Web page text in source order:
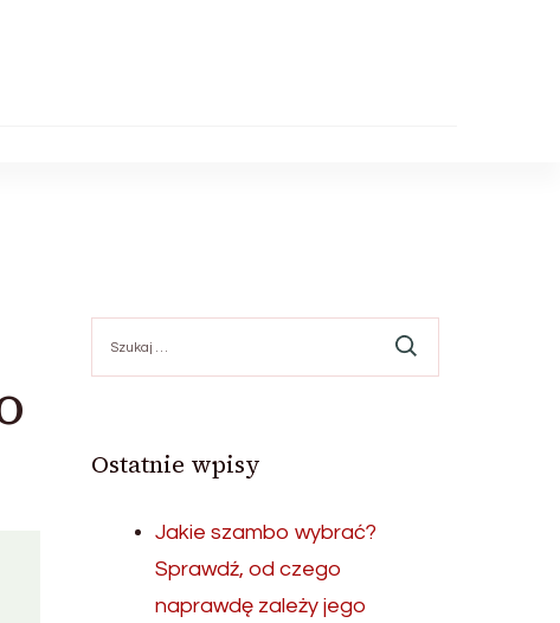
Ostatnie wpisy
Jakie szambo wybrać?
Sprawdź, od czego
naprawdę zależy jego